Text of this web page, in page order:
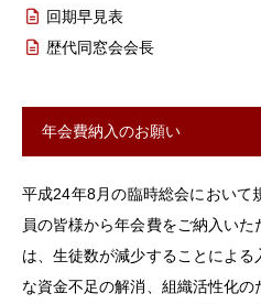
回期早見表
歴代同窓会会長
年会費納入のお願い
平成24年8月の臨時総会において
員の皆様から年会費をご納入い
は、生徒数が減少することによ
な資金不足の解消、組織活性化